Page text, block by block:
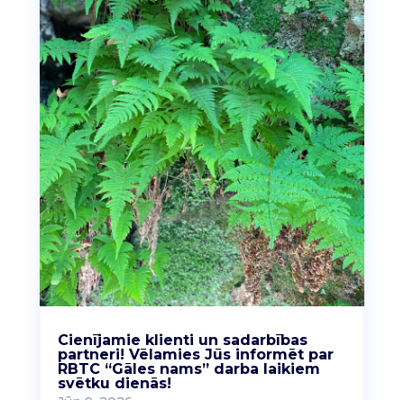
Cienījamie klienti un sadarbības
partneri! Vēlamies Jūs informēt par
RBTC “Gāles nams” darba laikiem
svētku dienās!